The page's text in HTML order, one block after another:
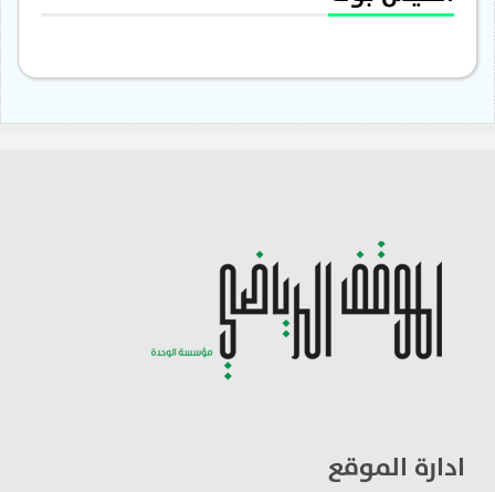
ادارة الموقع